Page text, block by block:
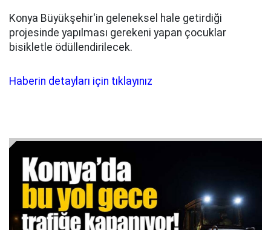
Konya Büyükşehir'in geleneksel hale getirdiği
projesinde yapılması gerekeni yapan çocuklar
bisikletle ödüllendirilecek.
Haberin detayları için tıklayınız